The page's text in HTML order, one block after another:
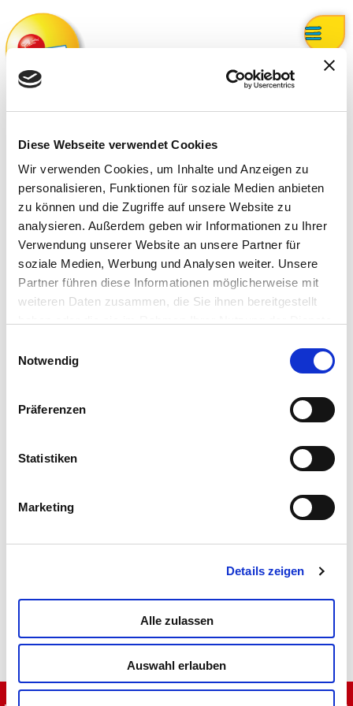
Diese Webseite verwendet Cookies
Wir verwenden Cookies, um Inhalte und Anzeigen zu
personalisieren, Funktionen für soziale Medien anbieten
zu können und die Zugriffe auf unsere Website zu
analysieren. Außerdem geben wir Informationen zu Ihrer
Verwendung unserer Website an unsere Partner für
soziale Medien, Werbung und Analysen weiter. Unsere
Partner führen diese Informationen möglicherweise mit
weiteren Daten zusammen, die Sie ihnen bereitgestellt
Notwendig
Präferenzen
Statistiken
Marketing
Details zeigen
Alle zulassen
Auswahl erlauben
Whistleblowing
Formular für die Meldung von
Fehlverhalten
VERFAHREN: Whistleblowing
Über uns
ESG-Aktivitäten
Lisciani TV
Hilfe
Copyright Ⓒ 2024 Liscianigiochi – Via Ruscitti, Zona